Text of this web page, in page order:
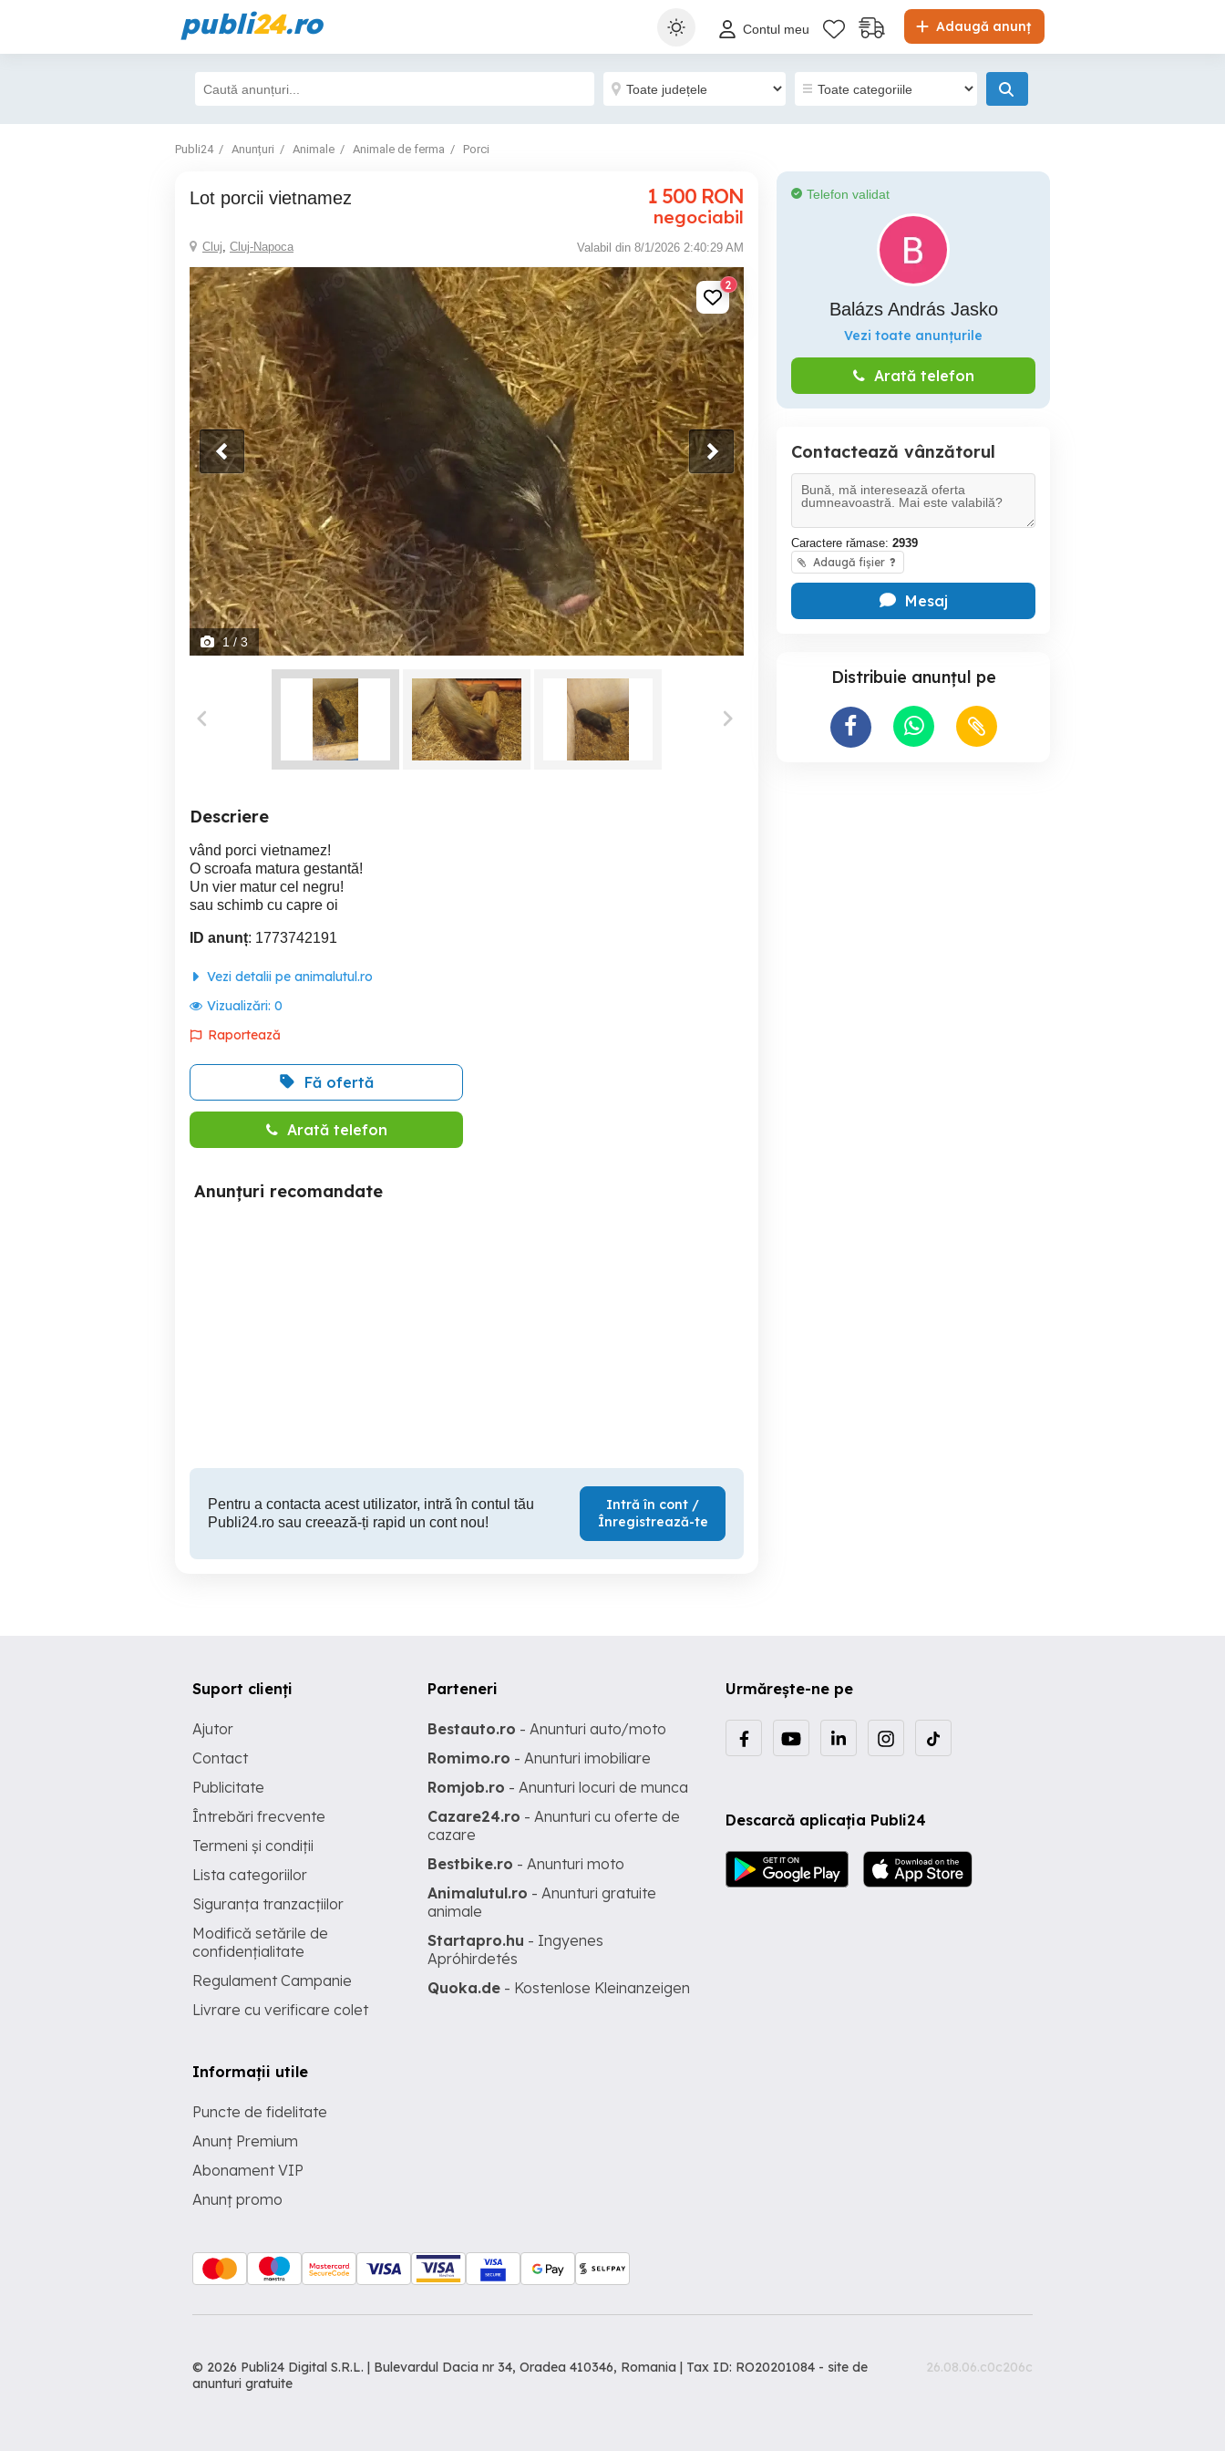
publi24.ro Adaugă anunț
Contul meu
Publi24 Anunțuri Animale Animale de ferma Porci
lot porcii vietnamez 1 500 RON
negociabil
Cluj, Cluj-Napoca Valabil din 8/1/2026 2:40:29 AM
2
1/ 3
Descriere
vând porci vietnamez!
O scroafa matura gestantă!
Un vier matur cel negru!
sau schimb cu capre oi
ID anunț: 1773742191
Vezi detalii pe animalutul.ro
Vizualizări: 0
Raportează
Fă ofertă
Arată telefon
Anunțuri recomandate
Pentru a contacta acest utilizator, intră în contul tău
Publi24.ro sau creează-ți rapid un cont nou!
Intră în cont /
Înregistrează-te
Telefon validat
Balázs András Jasko
Vezi toate anunțurile
Arată telefon
Contactează vânzătorul
Caractere rămase: 2939
Adaugă fișier ?
Mesaj
Distribuie anunțul pe
Urmărește-ne pe
Descarcă aplicația Publi24
Suport clienți
Ajutor
Contact
Publicitate
Întrebări frecvente
Termeni și condiții
Lista categoriilor
Siguranța tranzacțiilor
Modifică setările de
confidențialitate
Regulament Campanie
Livrare cu verificare colet
Informații utile
Puncte de fidelitate
Anunț Premium
Abonament VIP
Anunț promo
Parteneri
Bestauto.ro - Anunturi auto/moto
Romimo.ro - Anunturi imobiliare
Romjob.ro - Anunturi locuri de munca
Cazare24.ro - Anunturi cu oferte de
cazare
Bestbike.ro - Anunturi moto
Animalutul.ro - Anunturi gratuite
animale
Startapro.hu - Ingyenes
Apróhirdetés
Quoka.de - Kostenlose Kleinanzeigen
© 2026 Publi24 Digital S.R.L. | Bulevardul Dacia nr 34, Oradea 410346, Romania | Tax ID: RO20201084 - site de
anunturi gratuite
26.08.06.c0c206c